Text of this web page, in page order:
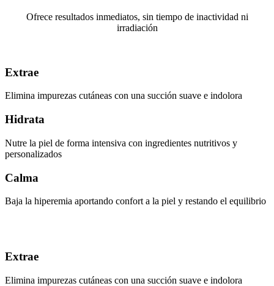
Ofrece resultados inmediatos, sin tiempo de inactividad ni
irradiación
Extrae
Elimina impurezas cutáneas con una succión suave e indolora
Hidrata
Nutre la piel de forma intensiva con ingredientes nutritivos y
personalizados
Calma
Baja la hiperemia aportando confort a la piel y restando el equilibrio
Extrae
Elimina impurezas cutáneas con una succión suave e indolora